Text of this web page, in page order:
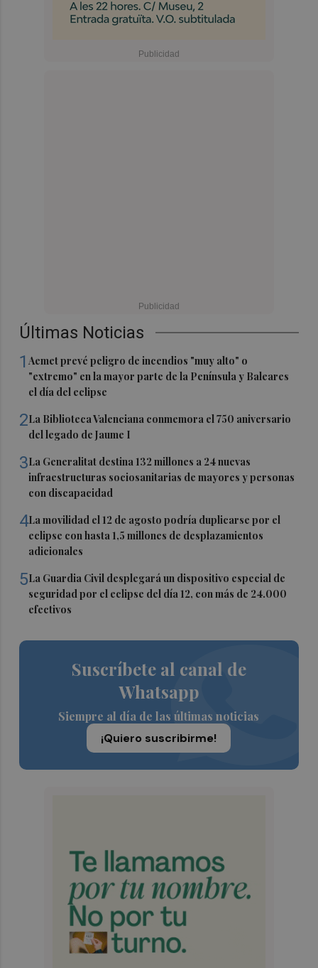
Últimas Noticias
1Aemet prevé peligro de incendios "muy alto" o
"extremo" en la mayor parte de la Península y Baleares
el día del eclipse
2La Biblioteca Valenciana conmemora el 750 aniversario
del legado de Jaume I
3La Generalitat destina 132 millones a 24 nuevas
infraestructuras sociosanitarias de mayores y personas
con discapacidad
4La movilidad el 12 de agosto podría duplicarse por el
eclipse con hasta 1,5 millones de desplazamientos
adicionales
5La Guardia Civil desplegará un dispositivo especial de
seguridad por el eclipse del día 12, con más de 24.000
efectivos
Suscríbete al canal de
Whatsapp
Siempre al día de las últimas noticias
¡Quiero suscribirme!